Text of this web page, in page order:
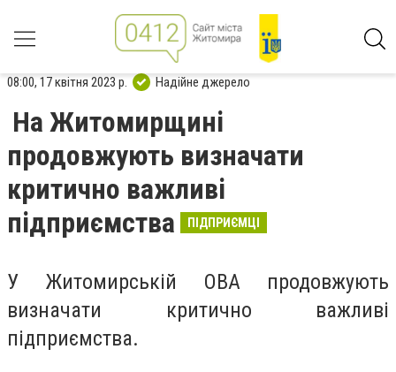
08:00, 17 квітня 2023 р. Надійне джерело
На Житомирщині
продовжують визначати
критично важливі
підприємства
ПІДПРИЄМЦІ
У Житомирській ОВА продовжують
визначати критично важливі
підприємства.